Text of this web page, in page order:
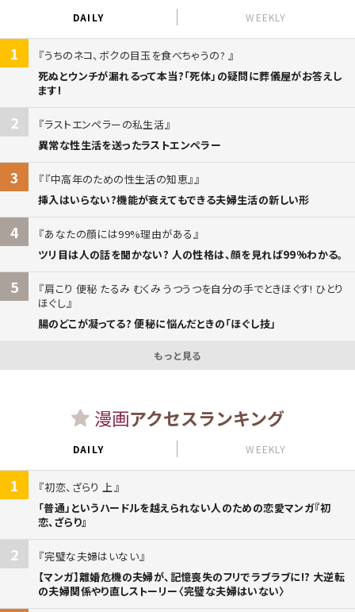
DAILY WEEKLY
1
うちのネコ、ボクの目玉を食べちゃうの?
死ぬとウンチが漏れるって本当?「死体」の疑問に葬儀屋がお答えし
ます!
2
ラストエンペラーの私生活
異常な性生活を送ったラストエンペラー
3
『中高年のための性生活の知恵』
挿入はいらない?機能が衰えてもできる夫婦生活の新しい形
4
あなたの顔には99%理由がある
ツリ目は人の話を聞かない? 人の性格は、顔を見れば99%わかる。
5
肩こり 便秘 たるみ むくみ うつうつを自分の手でときほぐす! ひとり
ほぐし
腸のどこが凝ってる? 便秘に悩んだときの「ほぐし技」
もっと見る
漫画アクセスランキング
DAILY WEEKLY
1
初恋、ざらり 上
「普通」というハードルを越えられない人のための恋愛マンガ『初
恋、ざらり』
2
完璧な夫婦はいない
【マンガ】離婚危機の夫婦が、記憶喪失のフリでラブラブに!? 大逆転
の夫婦関係やり直しストーリー〈完璧な夫婦はいない〉